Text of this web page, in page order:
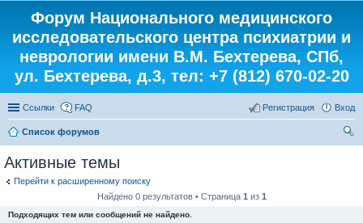
Форум Национального медицинского
исследовательского центра психиатрии и
неврологии имени В.М. Бехтерева, СПб,
ул. Бехтерева, д.3, тел: +7 (812) 670-02-20
Ссылки FAQ Вход
Регистрация
Список форумов
Активные темы
Перейти к расширенному поиску
Найдено 0 результатов • Страница 1 из 1
Подходящих тем или сообщений не найдено.